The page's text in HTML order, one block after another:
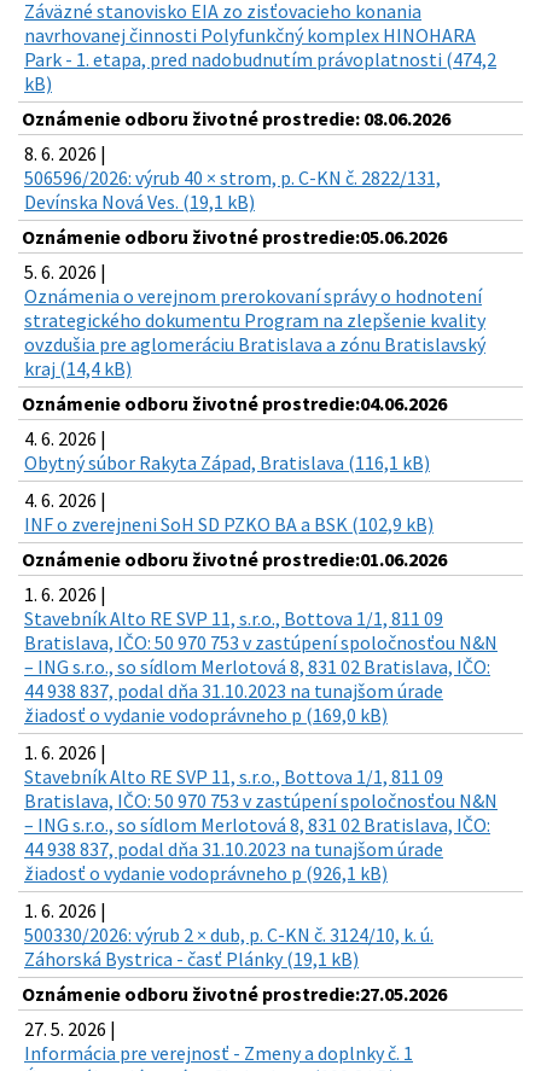
Záväzné stanovisko EIA zo zisťovacieho konania
navrhovanej činnosti Polyfunkčný komplex HINOHARA
Park - 1. etapa, pred nadobudnutím právoplatnosti (474,2
kB)
Oznámenie odboru životné prostredie: 08.06.2026
8. 6. 2026 |
506596/2026: výrub 40 × strom, p. C-KN č. 2822/131,
Devínska Nová Ves. (19,1 kB)
Oznámenie odboru životné prostredie:05.06.2026
5. 6. 2026 |
Oznámenia o verejnom prerokovaní správy o hodnotení
strategického dokumentu Program na zlepšenie kvality
ovzdušia pre aglomeráciu Bratislava a zónu Bratislavský
kraj (14,4 kB)
Oznámenie odboru životné prostredie:04.06.2026
4. 6. 2026 |
Obytný súbor Rakyta Západ, Bratislava (116,1 kB)
4. 6. 2026 |
INF o zverejneni SoH SD PZKO BA a BSK (102,9 kB)
Oznámenie odboru životné prostredie:01.06.2026
1. 6. 2026 |
Stavebník Alto RE SVP 11, s.r.o., Bottova 1/1, 811 09
Bratislava, IČO: 50 970 753 v zastúpení spoločnosťou N&N
– ING s.r.o., so sídlom Merlotová 8, 831 02 Bratislava, IČO:
44 938 837, podal dňa 31.10.2023 na tunajšom úrade
žiadosť o vydanie vodoprávneho p (169,0 kB)
1. 6. 2026 |
Stavebník Alto RE SVP 11, s.r.o., Bottova 1/1, 811 09
Bratislava, IČO: 50 970 753 v zastúpení spoločnosťou N&N
– ING s.r.o., so sídlom Merlotová 8, 831 02 Bratislava, IČO:
44 938 837, podal dňa 31.10.2023 na tunajšom úrade
žiadosť o vydanie vodoprávneho p (926,1 kB)
1. 6. 2026 |
500330/2026: výrub 2 × dub, p. C-KN č. 3124/10, k. ú.
Záhorská Bystrica - časť Plánky (19,1 kB)
Oznámenie odboru životné prostredie:27.05.2026
27. 5. 2026 |
Informácia pre verejnosť - Zmeny a doplnky č. 1